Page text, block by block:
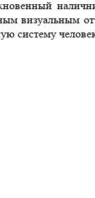
визуальным
систему